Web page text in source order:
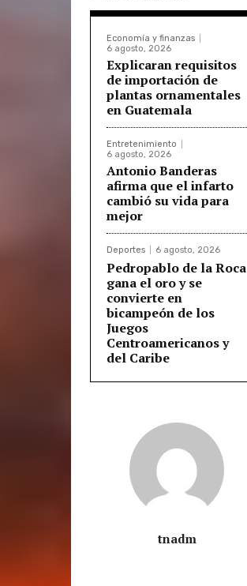
Economía y finanzas
6 agosto, 2026
Explicaran requisitos
de importación de
plantas ornamentales
en Guatemala
Entretenimiento
6 agosto, 2026
Antonio Banderas
afirma que el infarto
cambió su vida para
mejor
Deportes 6 agosto, 2026
Pedropablo de la Roca
gana el oro y se
convierte en
bicampeón de los
Juegos
Centroamericanos y
del Caribe
tnadm